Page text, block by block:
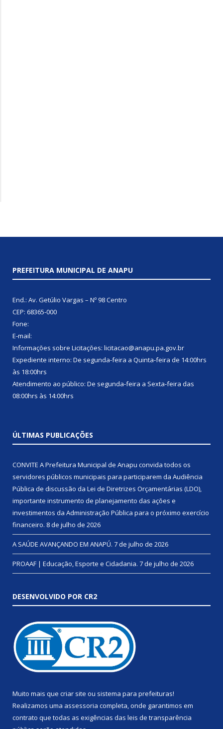
PREFEITURA MUNICIPAL DE ANAPU
End.: Av. Getúlio Vargas – Nº 98 Centro
CEP: 68365-000
Fone:
E-mail:
Informações sobre Licitações: licitacao@anapu.pa.gov.br
Expediente interno: De segunda-feira a Quinta-feira de 14:00hrs
às 18:00hrs
Atendimento ao público: De segunda-feira a Sexta-feira das
08:00hrs às 14:00hrs
ÚLTIMAS PUBLICAÇÕES
CONVITE A Prefeitura Municipal de Anapu convida todos os
servidores públicos municipais para participarem da Audiência
Pública de discussão da Lei de Diretrizes Orçamentárias (LDO),
importante instrumento de planejamento das ações e
investimentos da Administração Pública para o próximo exercício
financeiro. 8 de julho de 2026
A SAÚDE AVANÇANDO EM ANAPÚ. 7 de julho de 2026
PROAAF | Educação, Esporte e Cidadania. 7 de julho de 2026
DESENVOLVIDO POR CR2
Muito mais que criar site ou sistema para prefeituras!
Realizamos uma assessoria completa, onde garantimos em
contrato que todas as exigências das leis de transparência